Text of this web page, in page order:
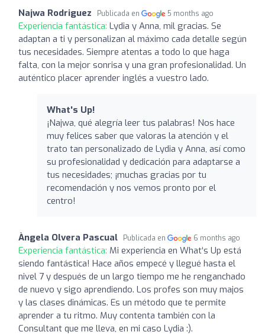
Najwa Rodriguez Publicada en 5 months ago
Experiencia fantástica: Lydia y Anna, mil gracias. Se
adaptan a ti y personalizan al máximo cada detalle según
tus necesidades. Siempre atentas a todo lo que haga
falta, con la mejor sonrisa y una gran profesionalidad. Un
auténtico placer aprender inglés a vuestro lado.
What's Up!
¡Najwa, qué alegría leer tus palabras! Nos hace
muy felices saber que valoras la atención y el
trato tan personalizado de Lydia y Anna, así como
su profesionalidad y dedicación para adaptarse a
tus necesidades; ¡muchas gracias por tu
recomendación y nos vemos pronto por el
centro!
Àngela Olvera Pascual Publicada en 6 months ago
Experiencia fantástica: Mi experiencia en What‘s Up está
siendo fantástica! Hace años empecé y llegué hasta el
nivel 7 y después de un largo tiempo me he renganchado
de nuevo y sigo aprendiendo. Los profes son muy majos
y las clases dinámicas. Es un método que te permite
aprender a tu ritmo. Muy contenta también con la
Consultant que me lleva, en mi caso Lydia :).